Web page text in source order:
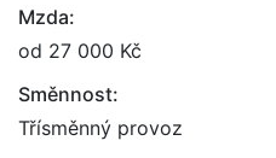
Mzda:
od 27 000 Kč
Směnnost:
Třísměnný provoz